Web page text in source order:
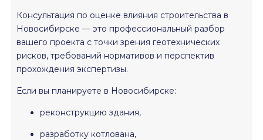
Консультация по оценке влияния строительства в
Новосибирске — это профессиональный разбор
вашего проекта с точки зрения геотехнических
рисков, требований нормативов и перспектив
прохождения экспертизы.
Если вы планируете в Новосибирске:
реконструкцию здания,
разработку котлована,